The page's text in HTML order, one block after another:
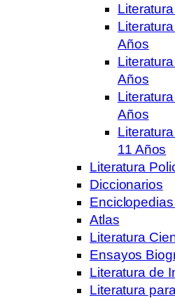
Años
Años
Años
11 Años
Literatura
Diccionarios
Atlas
Literatura
Ensayos
Literatura de
Literatura